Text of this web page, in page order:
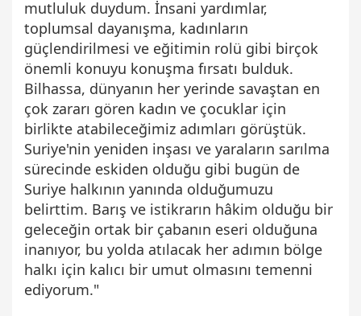
mutluluk duydum. İnsani yardımlar,
toplumsal dayanışma, kadınların
güçlendirilmesi ve eğitimin rolü gibi birçok
önemli konuyu konuşma fırsatı bulduk.
Bilhassa, dünyanın her yerinde savaştan en
çok zararı gören kadın ve çocuklar için
birlikte atabileceğimiz adımları görüştük.
Suriye'nin yeniden inşası ve yaraların sarılma
sürecinde eskiden olduğu gibi bugün de
Suriye halkının yanında olduğumuzu
belirttim. Barış ve istikrarın hâkim olduğu bir
geleceğin ortak bir çabanın eseri olduğuna
inanıyor, bu yolda atılacak her adımın bölge
halkı için kalıcı bir umut olmasını temenni
ediyorum."